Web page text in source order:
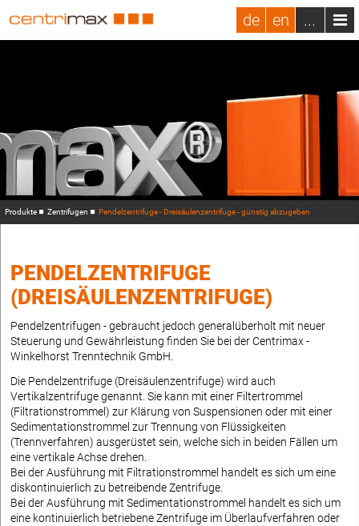
de en ...
Produkte Zentrifugen Pendelzentrifuge - Dreisäulenzentrifuge - günstig abzugeben
PENDELZENTRIFUGE
(DREISÄULENZENTRIFUGE)
Pendelzentrifugen - gebraucht jedoch generalüberholt mit neuer
Steuerung und Gewährleistung finden Sie bei der Centrimax -
Winkelhorst Trenntechnik GmbH.
Die Pendelzentrifuge (Dreisäulenzentrifuge) wird auch
Vertikalzentrifuge genannt. Sie kann mit einer Filtertrommel
(Filtrationstrommel) zur Klärung von Suspensionen oder mit einer
Sedimentationstrommel zur Trennung von Flüssigkeiten
(Trennverfahren) ausgerüstet sein, welche sich in beiden Fällen um
eine vertikale Achse drehen.
Bei der Ausführung mit Filtrationstrommel handelt es sich um eine
diskontinuierlich zu betreibende Zentrifuge.
Bei der Ausführung mit Sedimentationstrommel handelt es sich um
eine kontinuierlich betriebene Zentrifuge im Überlaufverfahren oder